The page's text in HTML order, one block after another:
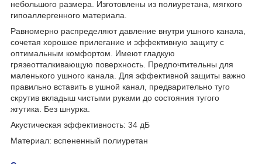
небольшого размера. Изготовлены из полиуретана, мягкого
гипоаллергенного материала.
Равномерно распределяют давление внутри ушного канала,
сочетая хорошее прилегание и эффективную защиту с
оптимальным комфортом. Имеют гладкую
грязеотталкивающую поверхность. Предпочтительны для
маленького ушного канала. Для эффективной защиты важно
правильно вставить в ушной канал, предварительно туго
скрутив вкладыш чистыми руками до состояния тугого
жгутика. Без шнурка.
Акустическая эффективность: 34 дБ
Материал: вспененный полиуретан